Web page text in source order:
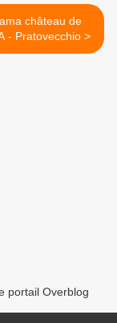
château de
ROMENA - Pratovecchio >
portail Overblog